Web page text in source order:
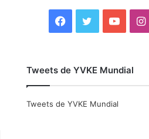
F
c
i
Y
u
I
Tweets de YVKE Mundial
Tweets de YVKE Mundial